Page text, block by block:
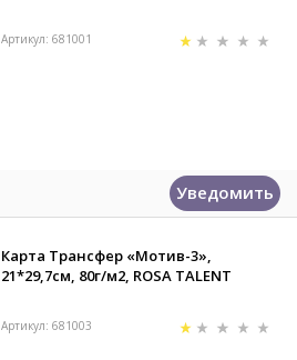
Артикул: 681001
Уведомить
Карта Трансфер «Мотив-3»,
21*29,7см, 80г/м2, ROSA TALENT
Артикул: 681003